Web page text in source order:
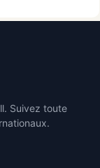
Suivez toute